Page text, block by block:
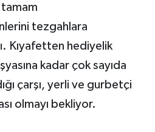
tamam
tezgahlara
Kıyafetten hediyelik
kadar çok sayıda
çarşı, yerli ve gurbetçi
olmayı bekliyor.